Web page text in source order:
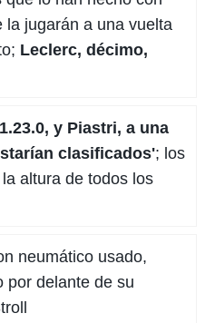
la jugarán a una vuelta
Leclerc, décimo,
y Piastri, a una
clasificados'; los
altura de todos los
neumático usado,
por delante de su